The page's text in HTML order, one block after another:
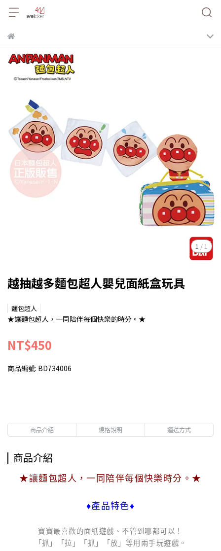
1 / 1
越抽越多麵包超人嬰兒面紙盒玩具
麵包超人
★讓麵包超人，一同陪伴每個快樂的時分。★
NT$450
商品編號: BD734006
商品介紹 規格說明 運送方式
商品介紹
★讓麵包超人，一同陪伴每個快樂時分。★
♦產品特色♦
寶寶最喜歡的面紙遊戲、不管到哪都可以！
「抓」「拉」「抓」「放」等用兩手玩遊戲。